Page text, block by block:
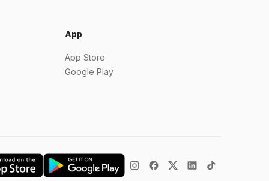
App
App Store
Google Play